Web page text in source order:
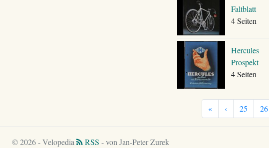
Faltblatt
4 Seiten
Hercules
Prospekt
4 Seiten
« ‹ 25 26
© 2026 - Velopedia RSS - von Jan-Peter Zurek